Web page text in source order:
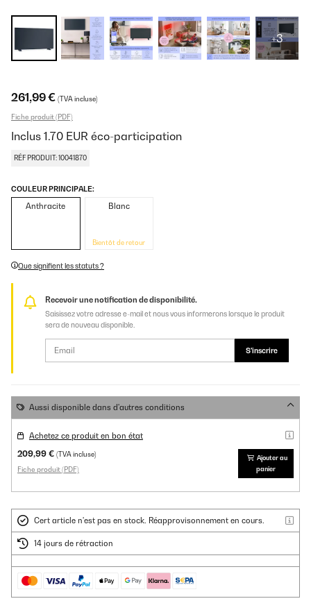
+3
261,99 € (TVA incluse)
Fiche produit (PDF)
Inclus 1.70 EUR éco-participation
RÉF PRODUIT: 10041870
COULEUR PRINCIPALE:
Anthracite Blanc
Bientôt de retour
Que signifient les statuts ?
Recevoir une notification de disponibilité.
Saisissez votre adresse e-mail et nous vous informerons lorsque le produit
sera de nouveau disponible.
S'inscrire
Aussi disponible dans d'autres conditions
Achetez ce produit en bon état
209,99 € (TVA incluse)
Fiche produit (PDF)
Ajouter au
panier
Cert article n'est pas en stock. Réapprovisonnement en cours.
14 jours de rétraction